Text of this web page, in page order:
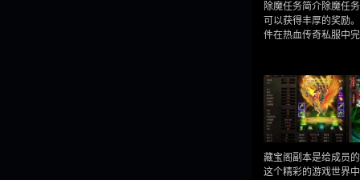
除魔任务简介除魔任
可以获得丰厚的奖励
件在热血传奇私服中
藏宝阁副本是给成员
这个精彩的游戏世界